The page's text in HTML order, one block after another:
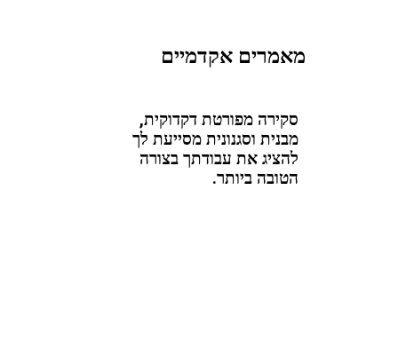
מאמרים אקדמיים
סקירה מפורטת דקדוקית,
מבנית וסגנונית מסייעת לך
להציג את עבודתך בצורה
הטובה ביותר.